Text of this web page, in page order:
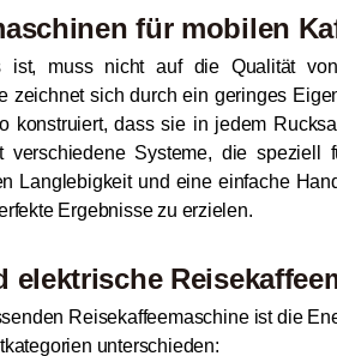
für mobilen
ist, muss nicht auf die Qualität
zeichnet sich durch ein geringes
konstruiert, dass sie in jedem
verschiedene Systeme, die
Langlebigkeit und eine einfache
Ergebnisse zu erzielen.
elektrische
Reisekaffeemaschine ist die
unterschieden: